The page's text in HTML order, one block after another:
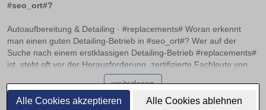
Alle Cookies akzeptieren Alle Cookies ablehnen
#seo_ort#?
Autoaufbereitung & Detailing · #replacements# Woran erkennt
man einen guten Detailing-Betrieb in #seo_ort#? Wer auf der
Suche nach einem erstklassigen Detailing-Betrieb #replacements#
ist, steht oft vor der Herausforderung, zertifizierte Fachleute von
einfachen Aufbereitungsservices zu unterscheiden. Die Auswahl
kann überwältigend wirken, doch mit dem richtigen Wissen lassen
sich Qualität und Service unterscheiden. Hier erfahren Sie, an
weiterlesen